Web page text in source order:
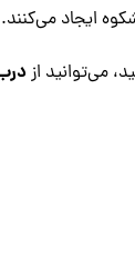
ایجاد می‌کنند.
می‌توانید از